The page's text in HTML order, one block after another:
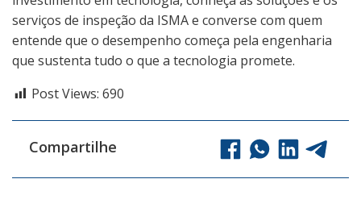
serviços de inspeção da ISMA e converse com quem
entende que o desempenho começa pela engenharia
que sustenta tudo o que a tecnologia promete.
Post Views: 690
Compartilhe